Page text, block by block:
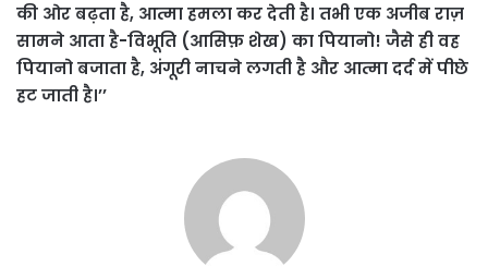
की ओर बढ़ता है, आत्मा हमला कर देती है। तभी एक अजीब राज़
सामने आता है-विभूति (आसिफ़ शेख) का पियानो! जैसे ही वह
पियानो बजाता है, अंगूरी नाचने लगती है और आत्मा दर्द में पीछे
हट जाती है।’’